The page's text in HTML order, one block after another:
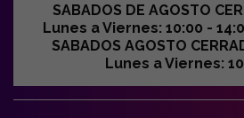
SABADOS DE AGOSTO
Lunes a Viernes: 10:00 -
SABADOS AGOSTO
Lunes a Viernes: